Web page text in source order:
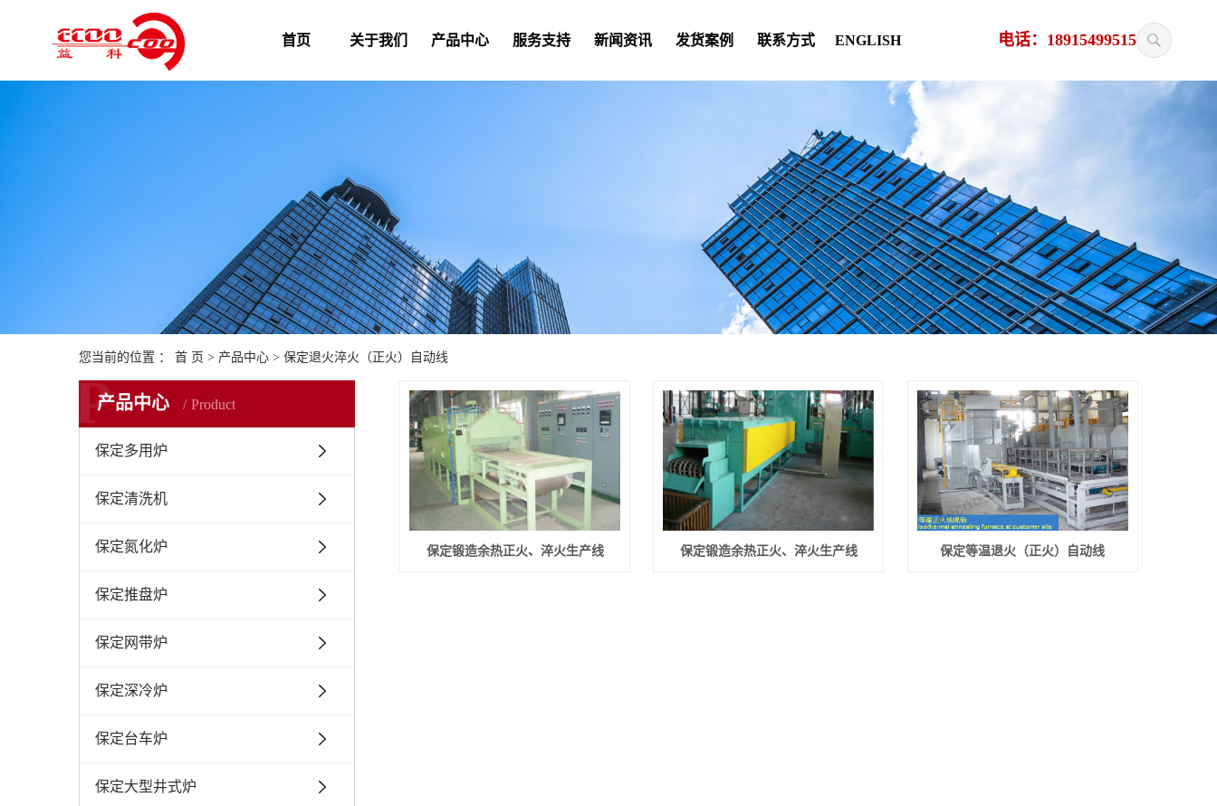
电话：18915499515
首页 关于我们 产品中心 服务支持 新闻资讯 发货案例 联系方式 ENGLISH
您当前的位置 ： 首 页 > 产品中心 > 保定退火淬火（正火）自动线
产品中心 Product
P
保定多用炉
保定清洗机
保定氮化炉
保定推盘炉
保定网带炉
保定深冷炉
保定台车炉
保定大型井式炉
保定锻造余热正火、淬火生产线 保定锻造余热正火、淬火生产线 保定等温退火（正火）自动线